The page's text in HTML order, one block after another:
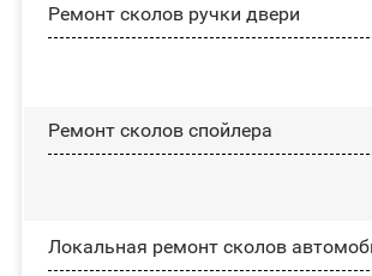
Ремонт сколов ручки двери
Ремонт сколов спойлера
Локальная ремонт сколов